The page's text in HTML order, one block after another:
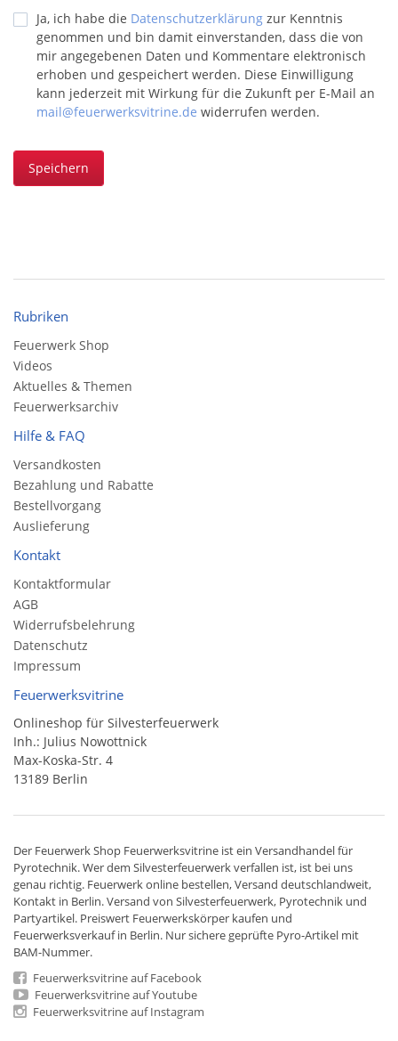
Ja, ich habe die Datenschutzerklärung zur Kenntnis
genommen und bin damit einverstanden, dass die von
mir angegebenen Daten und Kommentare elektronisch
erhoben und gespeichert werden. Diese Einwilligung
kann jederzeit mit Wirkung für die Zukunft per E-Mail an
mail@feuerwerksvitrine.de widerrufen werden.
Speichern
Rubriken
Feuerwerk Shop
Videos
Aktuelles & Themen
Feuerwerksarchiv
Hilfe & FAQ
Versandkosten
Bezahlung und Rabatte
Bestellvorgang
Auslieferung
Kontakt
Kontaktformular
AGB
Widerrufsbelehrung
Datenschutz
Impressum
Feuerwerksvitrine
Onlineshop für Silvesterfeuerwerk
Inh.: Julius Nowottnick
Max-Koska-Str. 4
13189 Berlin
Der Feuerwerk Shop Feuerwerksvitrine ist ein Versandhandelfür
Pyrotechnik. Wer dem Silvesterfeuerwerk verfallen ist, ist bei uns
genau richtig. Feuerwerk online bestellen,Versand deutschlandweit,
Kontakt in Berlin. Versand von Silvesterfeuerwerk, Pyrotechnik und
Partyartikel. Preiswert Feuerwerkskörper kaufen und
Feuerwerksverkauf in Berlin. Nur sichere geprüfte Pyro-Artikel mit
BAM-Nummer.
Feuerwerksvitrine auf Facebook
Feuerwerksvitrine auf Youtube
Feuerwerksvitrine auf Instagram